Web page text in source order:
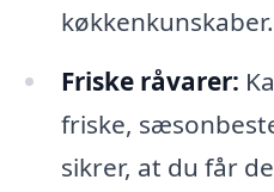
køkkenkunskaber.
Friske råvarer:
friske,
sikrer, at du får